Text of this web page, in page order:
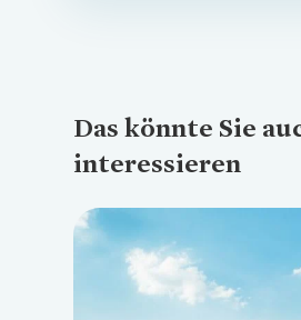
Das könnte Sie
interessieren